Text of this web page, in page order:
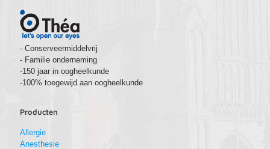
- Conserveermiddelvrij
- Familie onderneming
-150 jaar in oogheelkunde
-100% toegewijd aan oogheelkunde
Producten
Allergie
Anesthesie